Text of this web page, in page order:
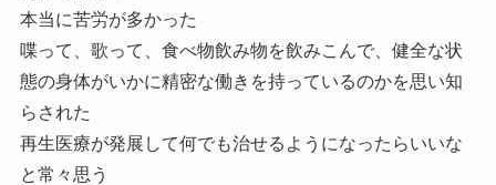
本当に苦労が多かった
喋って、歌って、食べ物飲み物を飲みこんで、健全な状
態の身体がいかに精密な働きを持っているのかを思い知
らされた
再生医療が発展して何でも治せるようになったらいいな
と常々思う